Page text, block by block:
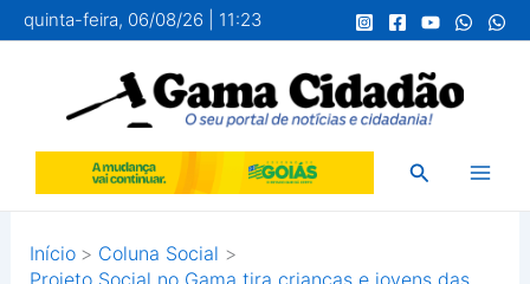
para
conteúdo
quinta-feira, 06/08/26 | 11:23
Pesquisar
Início
Coluna Social
Projeto Social no Gama tira crianças e jovens das